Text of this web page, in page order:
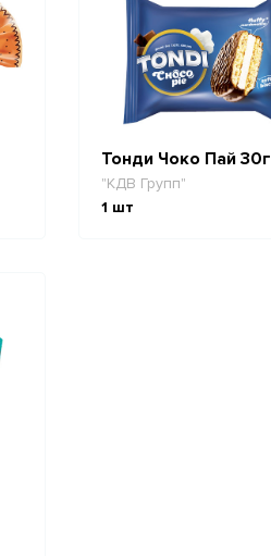
Тонди Чоко Пай 30г
"КДВ Групп"
1 шт